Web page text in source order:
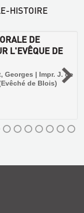
HISTOIRE
DE
L'EVÊQUE DE
Georges | Impr. J. de
de Blois)